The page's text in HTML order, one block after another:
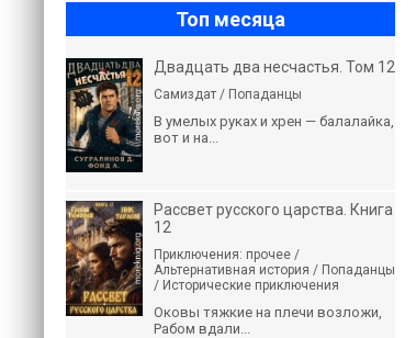
Топ месяца
Двадцать два несчастья. Том 12
Самиздат / Попаданцы
В умелых руках и хрен — балалайка,
вот и на...
Рассвет русского царства. Книга
12
Приключения: прочее /
Альтернативная история / Попаданцы
/ Исторические приключения
Оковы тяжкие на плечи возложи,
Рабом вдали...